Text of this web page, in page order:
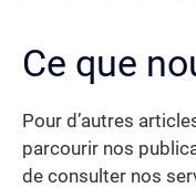
Ce que
Pour d’autres
parcourir nos
de consulter nos